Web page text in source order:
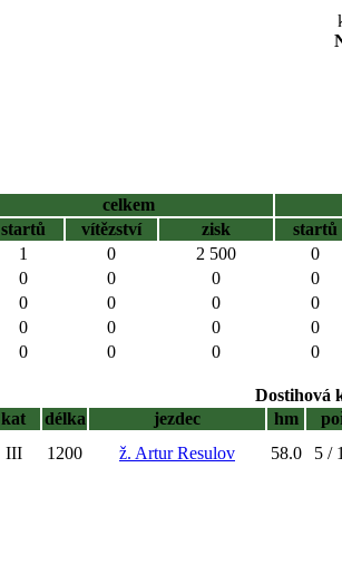
celkem
startů
vítězství zisk
startů
1 0 2 500
0
0 0 0
0
0 0 0
0
0 0 0
0
0 0 0 0
Dostihová
kat délka jezdec hm
III 1200 ž. Artur Resulov 58.0 5 /